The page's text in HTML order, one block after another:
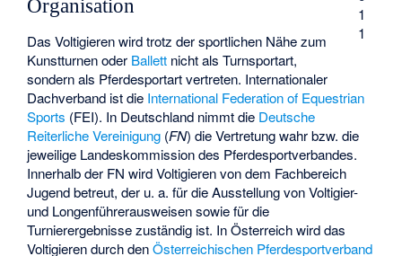
1
1
Organisation
Das Voltigieren wird trotz der sportlichen Nähe zum
Kunstturnen oder Ballett nicht als Turnsportart,
sondern als Pferdesportart vertreten. Internationaler
Dachverband ist die International Federation of Equestrian
Sports (FEI). In Deutschland nimmt die Deutsche
Reiterliche Vereinigung (FN) die Vertretung wahr bzw. die
jeweilige Landeskommission des Pferdesportverbandes.
Innerhalb der FN wird Voltigieren von dem Fachbereich
Jugend betreut, der u. a. für die Ausstellung von Voltigier-
und Longenführerausweisen sowie für die
Turnierergebnisse zuständig ist. In Österreich wird das
Voltigieren durch denÖsterreichischen Pferdesportverband